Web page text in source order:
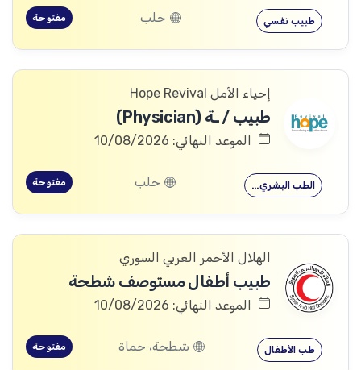
طبيب نفسي حلب مفتوحة
إحياء الأمل Hope Revival
طبيب / ـة (Physician)
الموعد النهائي: 10/08/2026
الطب البشري… حلب مفتوحة
الهلال الأحمر العربي السوري
طبيب أطفال مستوصف شطحة
الموعد النهائي: 10/08/2026
طب الأطفال شطحة، حماة مفتوحة